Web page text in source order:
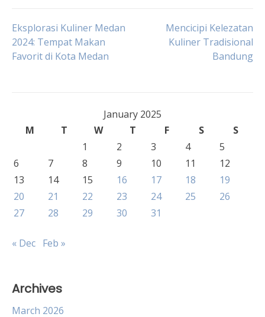
Post
navigation
Eksplorasi Kuliner Medan
2024: Tempat Makan
Favorit di Kota Medan
Mencicipi Kelezatan
Kuliner Tradisional
Bandung
January 2025
M
T W T F S
S
1
2 3 4
5
6
7 8 9 10 11
12
13
14 15 16 17 18
19
20
21 22 23 24 25
26
27
28 29 30 31
« Dec Feb »
Archives
March 2026